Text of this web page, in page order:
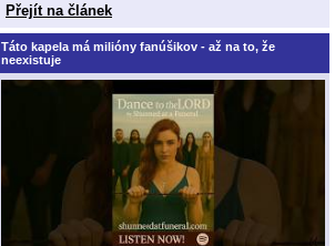
Přejít na článek
Táto kapela má milióny fanúšikov - až na to, že
neexistuje